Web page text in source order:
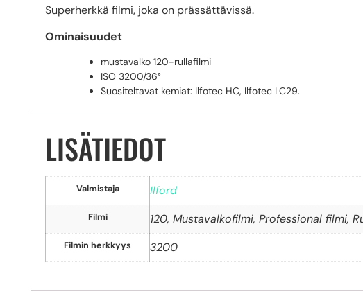
Superherkkä filmi, joka on prässättävissä.
Ominaisuudet
mustavalko 120-rullafilmi
ISO 3200/36°
Suositeltavat kemiat: Ilfotec HC, Ilfotec LC29.
LISÄTIEDOT
Valmistaja Ilford
Filmi 120, Mustavalkofilmi, Professional filmi,
Filmin herkkyys 3200